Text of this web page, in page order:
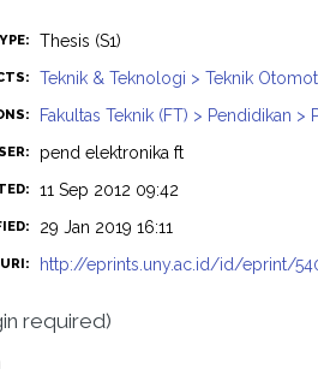
Thesis (S1)
Teknik & Teknologi > Teknik
Fakultas Teknik (FT) > Pendidikan
pend elektronika ft
11 Sep 2012 09:42
29 Jan 2019 16:11
URI: http://eprints.uny.ac.id/id/eprint/
required)